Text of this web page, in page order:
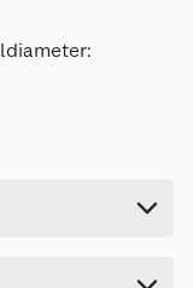
ennå.
71357